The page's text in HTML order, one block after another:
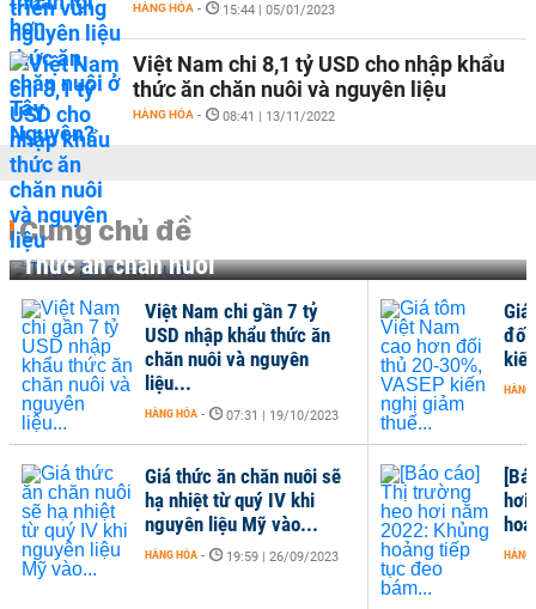
HÀNG HÓA - 15:44 | 05/01/2023
Việt Nam chi 8,1 tỷ USD cho nhập khẩu
thức ăn chăn nuôi và nguyên liệu
HÀNG HÓA - 08:41 | 13/11/2022
Cùng chủ đề
Thức ăn chăn nuôi
chi gần 7 tỷ
khẩu thức ăn
và nguyên
07:31 | 19/10/2023
chăn nuôi sẽ
từ quý IV khi
Mỹ vào...
19:59 | 26/09/2023
Giá tôm Việt Nam cao hơn
đối thủ 20-30%, VASEP
kiến nghị giảm thuế...
17:13 | 20/03/2023
[Báo cáo] Thị trường heo
hơi năm 2022: Khủng
hoảng tiếp tục đeo bám...
HÀNG HÓA 07:06 | 02/02/2023